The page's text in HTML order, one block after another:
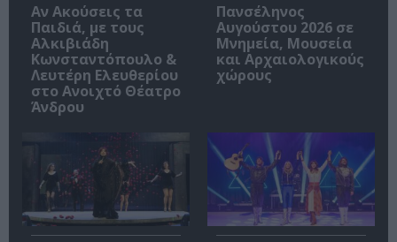
Αν Ακούσεις τα
Παιδιά, με τους
Αλκιβιάδη
Κωνσταντόπουλο &
Λευτέρη Ελευθερίου
στο Ανοιχτό Θέατρο
Άνδρου
Πανσέληνος
Αυγούστου 2026 σε
Μνημεία, Μουσεία
και Αρχαιολογικούς
χώρους